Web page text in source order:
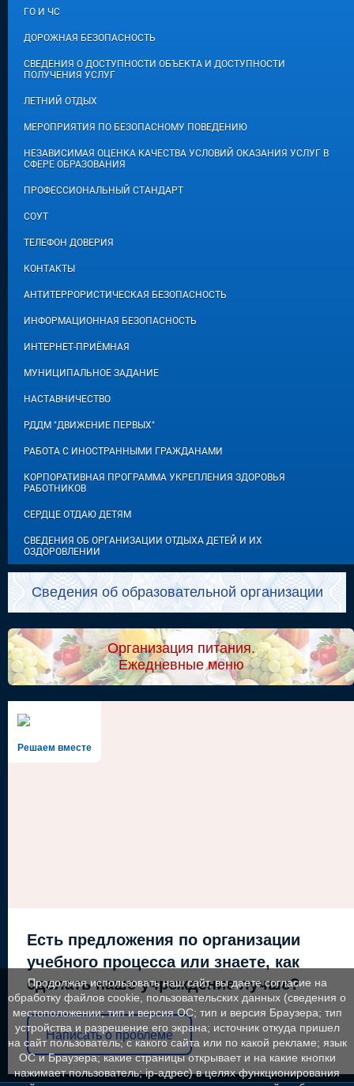
ГО И ЧС
ДОРОЖНАЯ БЕЗОПАСНОСТЬ
СВЕДЕНИЯ О ДОСТУПНОСТИ ОБЪЕКТА И ДОСТУПНОСТИ
ПОЛУЧЕНИЯ УСЛУГ
ЛЕТНИЙ ОТДЫХ
МЕРОПРИЯТИЯ ПО БЕЗОПАСНОМУ ПОВЕДЕНИЮ
НЕЗАВИСИМАЯ ОЦЕНКА КАЧЕСТВА УСЛОВИЙ ОКАЗАНИЯ УСЛУГ В
СФЕРЕ ОБРАЗОВАНИЯ
ПРОФЕССИОНАЛЬНЫЙ СТАНДАРТ
СОУТ
ТЕЛЕФОН ДОВЕРИЯ
КОНТАКТЫ
АНТИТЕРРОРИСТИЧЕСКАЯ БЕЗОПАСНОСТЬ
ИНФОРМАЦИОННАЯ БЕЗОПАСНОСТЬ
ИНТЕРНЕТ-ПРИЁМНАЯ
МУНИЦИПАЛЬНОЕ ЗАДАНИЕ
НАСТАВНИЧЕСТВО
РДДМ "ДВИЖЕНИЕ ПЕРВЫХ"
РАБОТА С ИНОСТРАННЫМИ ГРАЖДАНАМИ
КОРПОРАТИВНАЯ ПРОГРАММА УКРЕПЛЕНИЯ ЗДОРОВЬЯ
РАБОТНИКОВ
СЕРДЦЕ ОТДАЮ ДЕТЯМ
СВЕДЕНИЯ ОБ ОРГАНИЗАЦИИ ОТДЫХА ДЕТЕЙ И ИХ
ОЗДОРОВЛЕНИИ
Сведения об образовательной организации
Организация питания.
Ежедневные меню
Решаем вместе
Есть предложения по организации
учебного процесса или знаете, как
сделать наше учреждение лучше?
Написать о проблеме
Продолжая использовать наш сайт, вы даете согласие на
обработку файлов cookie, пользовательских данных (сведения о
местоположении; тип и версия ОС; тип и версия Браузера; тип
устройства и разрешение его экрана; источник откуда пришел
на сайт пользователь; с какого сайта или по какой рекламе; язык
ОС и Браузера; какие страницы открывает и на какие кнопки
нажимает пользователь; ip-адрес) в целях функционирования